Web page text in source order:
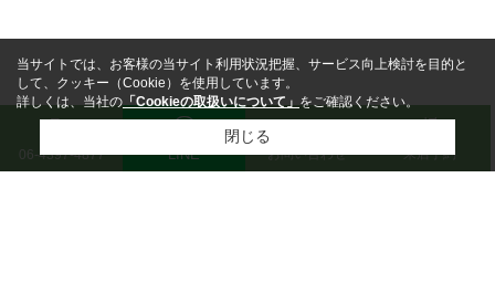
06-4397-4877 LINE お問い合わせ 来店予約
当サイトでは、お客様の当サイト利用状況把握、サービス向上検討を目的と
して、クッキー（Cookie）を使用しています。
詳しくは、当社の「Cookieの取扱いについて」をご確認ください。
閉じる